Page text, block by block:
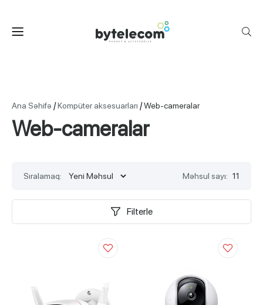
Ana Səhifə /Kompüter aksesuarları /Web-cameralar
Web-cameralar
Sıralamaq: Məhsul sayı: 11
Filterle